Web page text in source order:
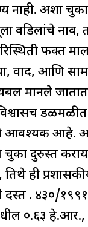
नाही. अशा
वडिलांचे
फक्त
वाद, आणि
मानले
आवश्यक आहे.
चुका दुरुस्त
ही
दस्त क्र. ४३०/
०.६३ हे.आर.,